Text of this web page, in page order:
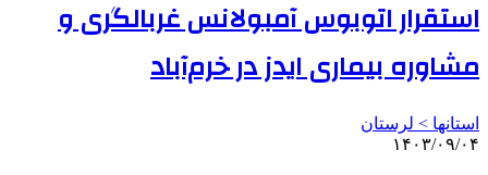
استقرار اتوبوس آمبولانس غربالگری و
مشاوره بیماری ایدز در خرم‌آباد
استانها > لرستان
۱۴۰۳/۰۹/۰۴